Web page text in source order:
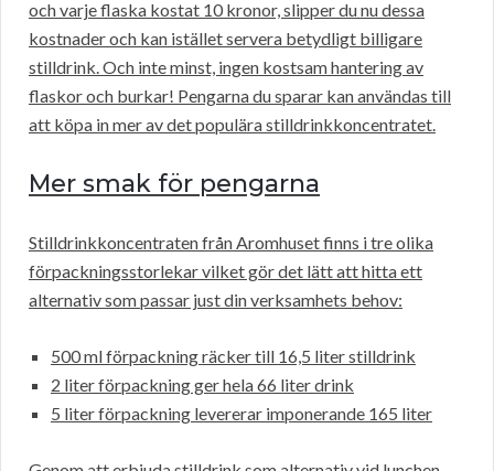
och varje flaska kostat 10 kronor, slipper du nu dessa
kostnader och kan istället servera betydligt billigare
stilldrink. Och inte minst, ingen kostsam hantering av
flaskor och burkar! Pengarna du sparar kan användas till
att köpa in mer av det populära stilldrinkkoncentratet.
Mer smak för pengarna
Stilldrinkkoncentraten från Aromhuset finns i tre olika
förpackningsstorlekar vilket gör det lätt att hitta ett
alternativ som passar just din verksamhets behov:
500 ml förpackning räcker till 16,5 liter stilldrink
2 liter förpackning ger hela 66 liter drink
5 liter förpackning levererar imponerande 165 liter